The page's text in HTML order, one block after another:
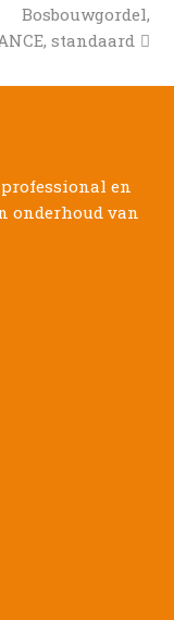
next
post:
Bosbouwgordel,
standaard
en
onderhoud van